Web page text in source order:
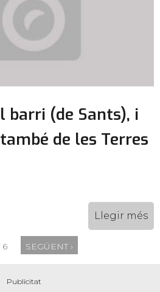
barri (de Sants), i
de les Terres
Llegir més
6 SEGÜENT ›